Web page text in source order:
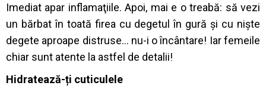
Imediat apar inflamaţiile. Apoi, mai e o treabă: să vezi
un bărbat în toată firea cu degetul în gură și cu niște
degete aproape distruse… nu-i o încântare! Iar femeile
chiar sunt atente la astfel de detalii!
Hidratează-ți cuticulele